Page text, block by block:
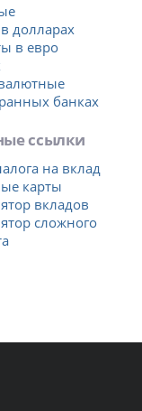
долларах
в евро
банках
ссылки
на вклад
карты
вкладов
сложного